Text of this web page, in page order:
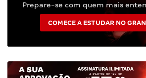
Prepare-se com quem mais
COMECE A ESTUDAR NO